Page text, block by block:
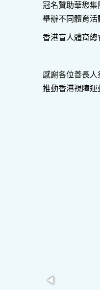
冠名贊助華懋集
舉辦不同體育活
香港盲人體育總
感謝各位善長
推動香港視障運